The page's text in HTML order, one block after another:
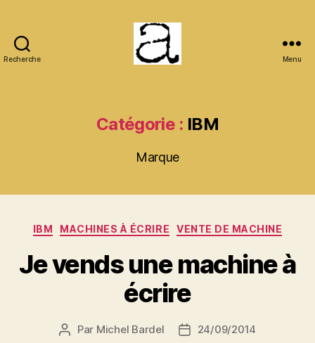
Recherche Menu
Catégorie : IBM
Marque
Catégories
IBM MACHINES À ÉCRIRE VENTE DE MACHINE
Je vends une machine à
écrire
Auteur
Par Michel Bardel
Date24/09/2014